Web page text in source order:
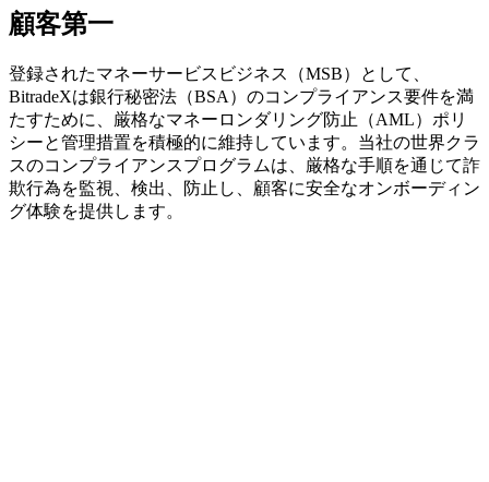
顧客第一
登録されたマネーサービスビジネス（MSB）として、
BitradeXは銀行秘密法（BSA）のコンプライアンス要件を満
たすために、厳格なマネーロンダリング防止（AML）ポリ
シーと管理措置を積極的に維持しています。当社の世界クラ
スのコンプライアンスプログラムは、厳格な手順を通じて詐
欺行為を監視、検出、防止し、顧客に安全なオンボーディン
グ体験を提供します。